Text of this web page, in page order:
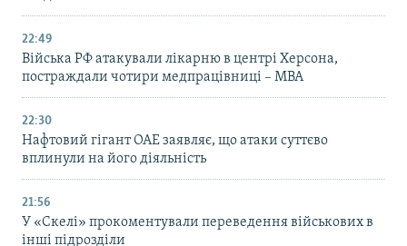
22:49
Війська РФ атакували лікарню в центрі Херсона,
постраждали чотири медпрацівниці – МВА
22:30
Нафтовий гігант ОАЕ заявляє, що атаки суттєво
вплинули на його діяльність
21:56
У «Скелі» прокоментували переведення військових в
інші підрозділи